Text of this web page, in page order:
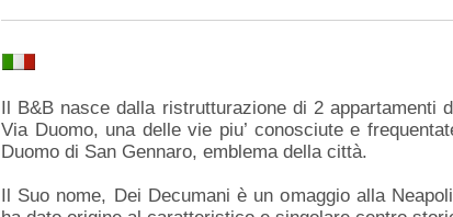
Il B&B nasce dalla ristrutturazione di 2 appartamenti
Via Duomo, una delle vie piu’ conosciute e
Duomo di San Gennaro, emblema della città.
Il Suo nome, Dei Decumani è un omaggio alla